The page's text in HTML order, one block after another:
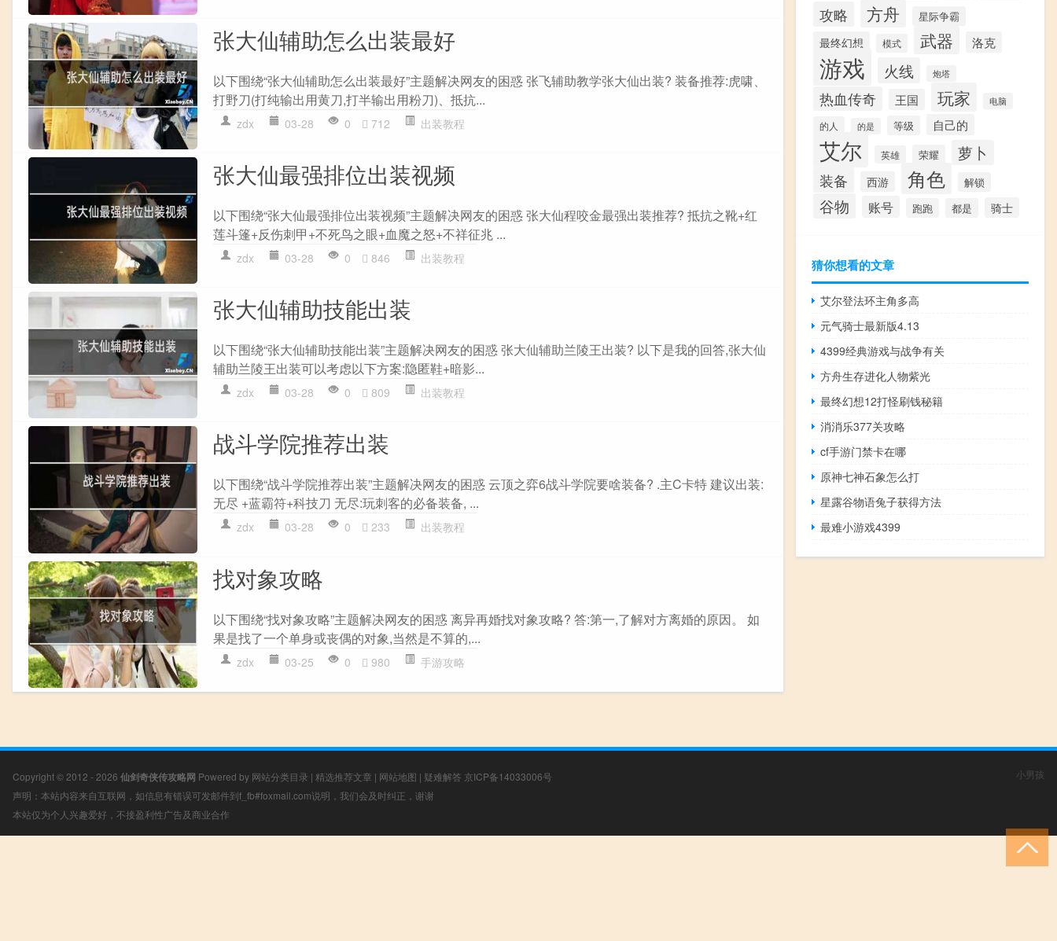
张大仙辅助怎么出装最好
以下围绕“张大仙辅助怎么出装最好”主题解决网友的困惑 张飞辅助教学张大仙出装? 装备推荐:虎啸、
打野刀(打纯输出用黄刀,打半输出用粉刀)、抵抗...
zdx 03-28 0 712 出装教程
张大仙最强排位出装视频
以下围绕“张大仙最强排位出装视频”主题解决网友的困惑 张大仙程咬金最强出装推荐? 抵抗之靴+红
莲斗篷+反伤刺甲+不死鸟之眼+血魔之怒+不祥征兆 ...
zdx 03-28 0 846 出装教程
张大仙辅助技能出装
以下围绕“张大仙辅助技能出装”主题解决网友的困惑 张大仙辅助兰陵王出装? 以下是我的回答,张大仙
辅助兰陵王出装可以考虑以下方案:隐匿鞋+暗影...
zdx 03-28 0 809 出装教程
战斗学院推荐出装
以下围绕“战斗学院推荐出装”主题解决网友的困惑 云顶之弈6战斗学院要啥装备? .主C卡特 建议出装:
无尽 +蓝霸符+科技刀 无尽:玩刺客的必备装备, ...
zdx 03-28 0 233 出装教程
找对象攻略
以下围绕“找对象攻略”主题解决网友的困惑 离异再婚找对象攻略? 答:第一,了解对方离婚的原因。 如
果是找了一个单身或丧偶的对象,当然是不算的,...
zdx 03-25 0 980 手游攻略
攻略 方舟 星际争霸
最终幻想 模式 武器 洛克
游戏 火线 炮塔
热血传奇 王国 玩家 电脑
的人 的是 等级 自己的
艾尔 英雄 荣耀
萝卜
装备
西游 角色 解锁
谷物 账号 跑跑 都是 骑士
猜你想看的文章
艾尔登法环主角多高
元气骑士最新版4.13
4399经典游戏与战争有关
方舟生存进化人物紫光
最终幻想12打怪刷钱秘籍
消消乐377关攻略
cf手游门禁卡在哪
原神七神石象怎么打
星露谷物语兔子获得方法
最难小游戏4399
Copyright © 2012 - 2026 仙剑奇侠传攻略网 Powered by 网站分类目录 | 精选推荐文章 | 网站地图 | 疑难解答 京ICP备14033006号
声明：本站内容来自互联网，如信息有错误可发邮件到f_fb#foxmail.com说明，我们会及时纠正，谢谢
本站仅为个人兴趣爱好，不接盈利性广告及商业合作
小男孩